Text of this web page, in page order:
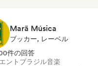
Marã Música
ブッカー, レーベル
件の回答
ント ブラジル音楽